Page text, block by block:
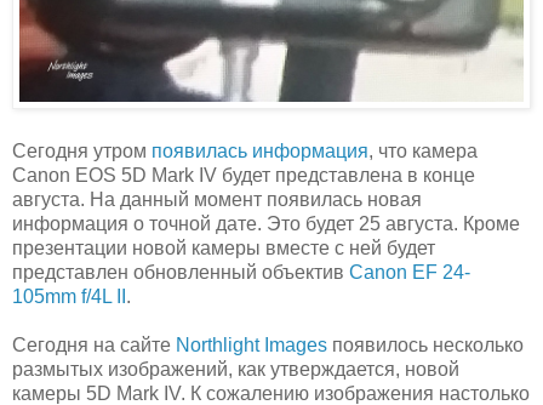
Сегодня утром появилась информация, что камера
Canon EOS 5D Mark IV будет представлена в конце
августа. На данный момент появилась новая
информация о точной дате. Это будет 25 августа. Кроме
презентации новой камеры вместе с ней будет
представлен обновленный объектив Canon EF 24-
105mm f/4L II .
Сегодня на сайте Northlight Images появилось несколько
размытых изображений, как утверждается, новой
камеры 5D Mark IV. К сожалению изображения настолько